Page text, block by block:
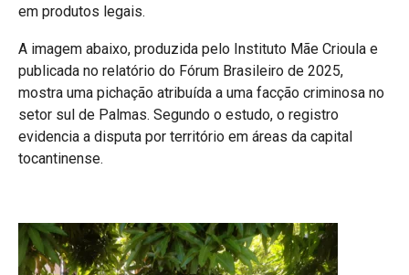
em produtos legais.
A imagem abaixo, produzida pelo Instituto Mãe Crioula e
publicada no relatório do Fórum Brasileiro de 2025,
mostra uma pichação atribuída a uma facção criminosa no
setor sul de Palmas. Segundo o estudo, o registro
evidencia a disputa por território em áreas da capital
tocantinense.